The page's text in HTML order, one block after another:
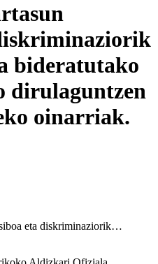
bideratutako
dirulaguntzen
oinarriak.
eta diskriminaziorik…